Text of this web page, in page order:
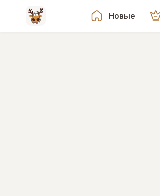
Новые